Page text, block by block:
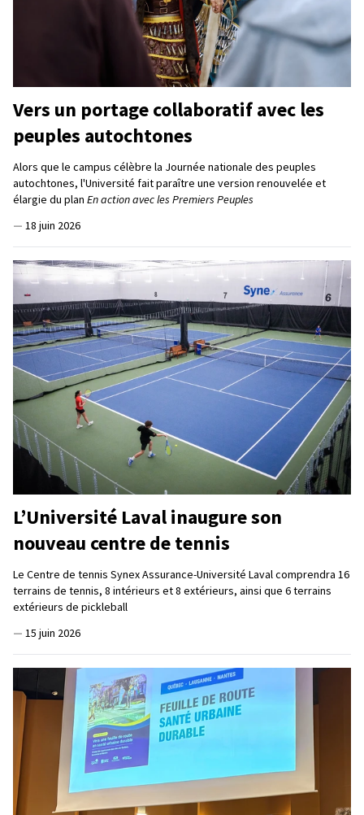
Vers un portage collaboratif avec les
peuples autochtones
Alors que le campus célèbre la Journée nationale des peuples
autochtones, l'Université fait paraître une version renouvelée et
élargie du plan En action avec les Premiers Peuples
— 18 juin 2026
L’Université Laval inaugure son
nouveau centre de tennis
Le Centre de tennis Synex Assurance-Université Laval comprendra 16
terrains de tennis, 8 intérieurs et 8 extérieurs, ainsi que 6 terrains
extérieurs de pickleball
— 15 juin 2026